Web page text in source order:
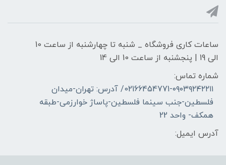
ساعات کاری فروشگاه _ شنبه تا چهارشنبه از ساعت 10
الی 19 | پنجشنبه از ساعت 10 الی 14
شماره تماس:
02166454771-۰۹۰۳۹۲۴۲۲۱۱/ آدرس: تهران-میدان
فلسطین-جنب سینما فلسطین-پاساژ خوارزمی-طبقه
همکف- واحد 22
آدرس ایمیل: